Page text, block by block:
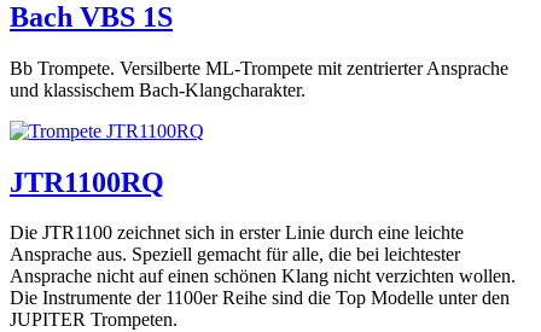
Bach VBS 1S
Bb Trompete. Versilberte ML-Trompete mit zentrierter Ansprache
und klassischem Bach-Klangcharakter.
JTR1100RQ
Die JTR1100 zeichnet sich in erster Linie durch eine leichte
Ansprache aus. Speziell gemacht für alle, die bei leichtester
Ansprache nicht auf einen schönen Klang nicht verzichten wollen.
Die Instrumente der 1100er Reihe sind die Top Modelle unter den
JUPITER Trompeten.